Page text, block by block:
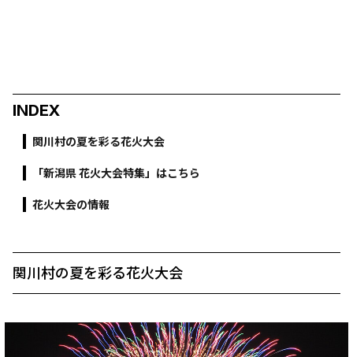
INDEX
関川村の夏を彩る花火大会
「新潟県 花火大会特集」はこちら
花火大会の情報
関川村の夏を彩る花火大会